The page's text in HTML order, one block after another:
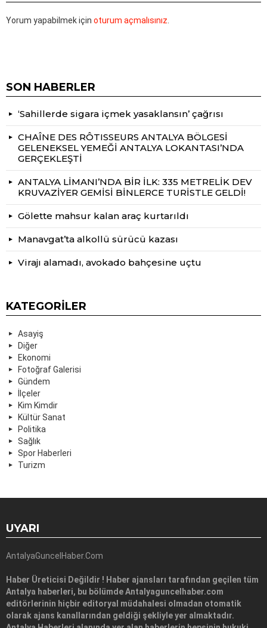
Yorum yapabilmek için oturum açmalısınız
SON HABERLER
‘Sahillerde sigara içmek yasaklansın’ çağrısı
CHAÎNE DES RÔTISSEURS ANTALYA BÖLGESİ
GELENEKSEL YEMEĞİ ANTALYA LOKANTASI’NDA
GERÇEKLEŞTİ
ANTALYA LİMANI’NDA BİR İLK: 335 METRELİK DEV
KRUVAZİYER GEMİSİ BİNLERCE TURİSTLE GELDİ!
Gölette mahsur kalan araç kurtarıldı
Manavgat’ta alkollü sürücü kazası
Virajı alamadı, avokado bahçesine uçtu
KATEGORILER
Asayiş
Diğer
Ekonomi
Fotoğraf Galerisi
Gündem
İlçeler
Kim Kimdir
Kültür Sanat
Politika
Sağlık
Spor Haberleri
Turizm
UYARI
AntalyaGuncelHaber.Com
Haber Üreticisi Değildir ! Haber ajansları tarafından geçilen tüm
Antalya haberleri, bu bölümde Antalyaguncelhaber.com
editörlerinin hiçbir editoryal müdahalesi olmadan otomatik
olarak ajans kanallarından geldiği şekliyle yer almaktadır.